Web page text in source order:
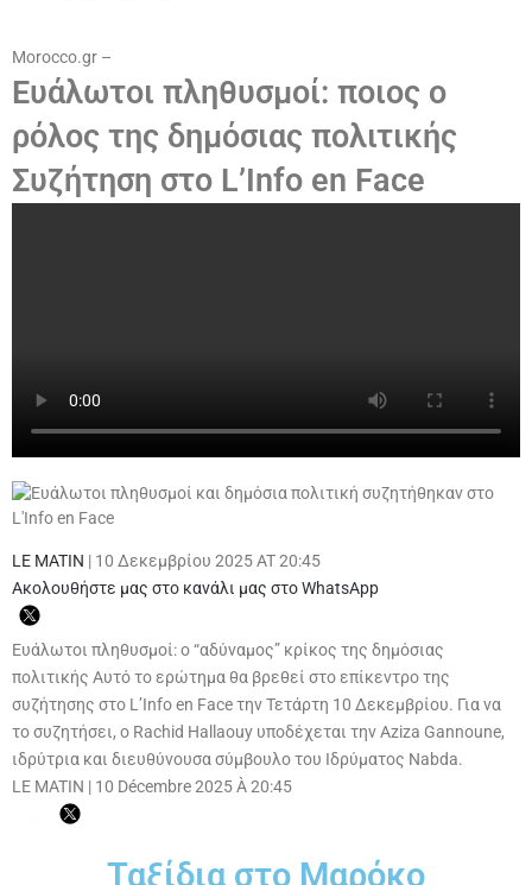
Morocco.gr –
Ευάλωτοι πληθυσμοί: ποιος ο
ρόλος της δημόσιας πολιτικής
Συζήτηση στο L’Info en Face
LE MATIN | 10 Δεκεμβρίου 2025 AT 20:45
Ακολουθήστε μας στο κανάλι μας στο WhatsApp
Ευάλωτοι πληθυσμοί: ο “αδύναμος” κρίκος της δημόσιας
πολιτικής Αυτό το ερώτημα θα βρεθεί στο επίκεντρο της
συζήτησης στο L’Info en Face την Τετάρτη 10 Δεκεμβρίου. Για να
το συζητήσει, ο Rachid Hallaouy υποδέχεται την Aziza Gannoune,
ιδρύτρια και διευθύνουσα σύμβουλο του Ιδρύματος Nabda.
LE MATIN | 10 Décembre 2025 À 20:45
Ταξίδια στο Μαρόκο